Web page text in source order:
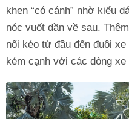
khen “có cánh” nhờ kiểu
nóc vuốt dần về sau.
nổi kéo từ đầu đến đuôi
kém cạnh với các dòng xe